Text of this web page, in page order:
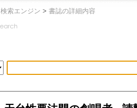
検索エンジン > 書誌の詳細内容